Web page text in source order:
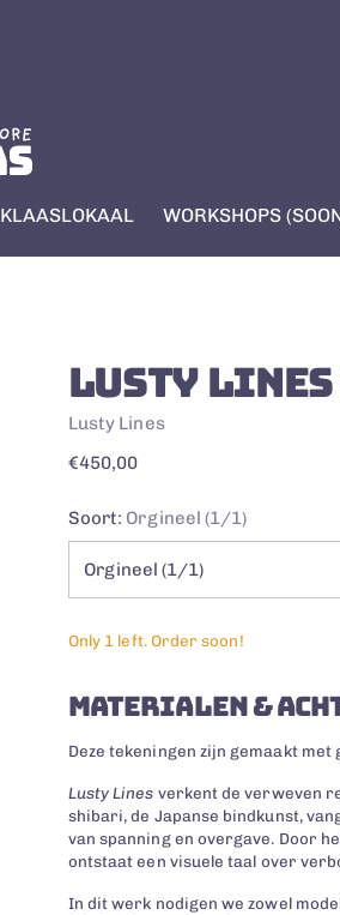
KLAASLOKAAL WORKSHOPS
LUSTY LINES
Lusty Lines
Regular
€450,00
Soort: Orgineel (1/1)
Only 1 left. Order soon!
MATERIALEN &
Deze tekeningen zijn gemaakt
Lusty Lines verkent de verweven
shibari, de Japanse bindkunst,
van spanning en overgave. Door
ontstaat een visuele taal over
In dit werk nodigen we zowel